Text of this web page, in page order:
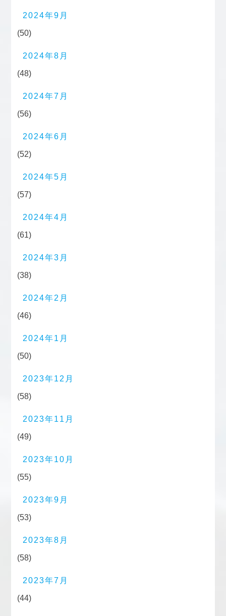
2024年9月
(50)
2024年8月
(48)
2024年7月
(56)
2024年6月
(52)
2024年5月
(57)
2024年4月
(61)
2024年3月
(38)
2024年2月
(46)
2024年1月
(50)
2023年12月
(58)
2023年11月
(49)
2023年10月
(55)
2023年9月
(53)
2023年8月
(58)
2023年7月
(44)